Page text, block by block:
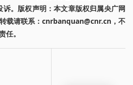
。版权声明：本文章版权归属央广网
载请联系：cnrbanquan@cnr.cn，不
任。